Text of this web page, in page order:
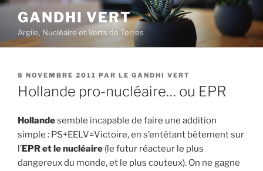
Aller
contenu
principal
GANDHI VERT
Argile, Nucléaire et Verts de Terres
PUBLIÉ
LE
8 NOVEMBRE 2011 PAR LE GANDHI VERT
Hollande pro-nucléaire… ou EPR
Hollandesemble incapable de faire une addition
simple : PS+EELV=Victoire, en s’entêtant bêtement sur
l’EPR et le nucléaire (le futur réacteur le plus
dangereux du monde, et le plus couteux). On ne gagne